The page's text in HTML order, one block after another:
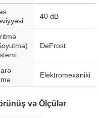
40 dB
DeFrost
Elektromexaniki
və Ölçülər